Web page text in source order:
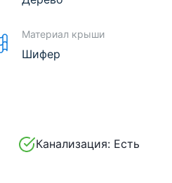
Материал крыши
Шифер
Канализация: Есть